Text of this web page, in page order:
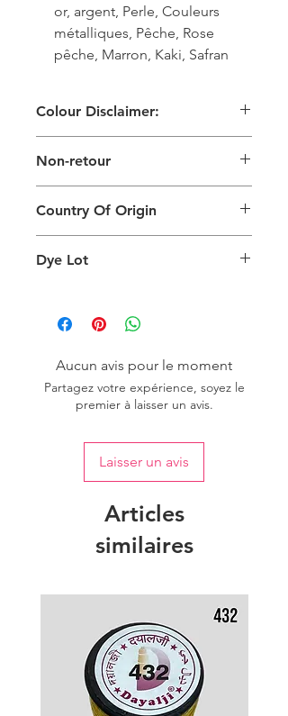
or, argent, Perle, Couleurs
métalliques, Pêche, Rose
pêche, Marron, Kaki, Safran
Colour Disclaimer:
les couleurs générées sur les produits
sont légèrement différentes de celles
du produit physique. Cela peut
également dépendre de l'écran sur
lequel vous visualisez le produit et de
l'éclairage d'arrière-plan.
Non-retour
Country Of Origin
Dye Lot
one dye lot to ensure the uniformity
of colour.
Aucun avis pour le moment
Partagez votre expérience, soyez le
premier à laisser un avis.
Laisser un avis
Articles
similaires